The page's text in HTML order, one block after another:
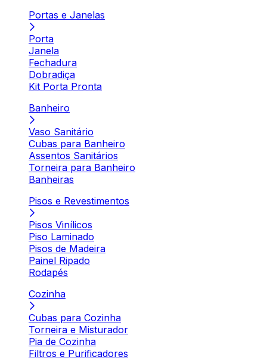
Portas e Janelas
Porta
Janela
Fechadura
Dobradiça
Kit Porta Pronta
Banheiro
Vaso Sanitário
Cubas para Banheiro
Assentos Sanitários
Torneira para Banheiro
Banheiras
Pisos e Revestimentos
Pisos Vinílicos
Piso Laminado
Pisos de Madeira
Painel Ripado
Rodapés
Cozinha
Cubas para Cozinha
Torneira e Misturador
Pia de Cozinha
Filtros e Purificadores